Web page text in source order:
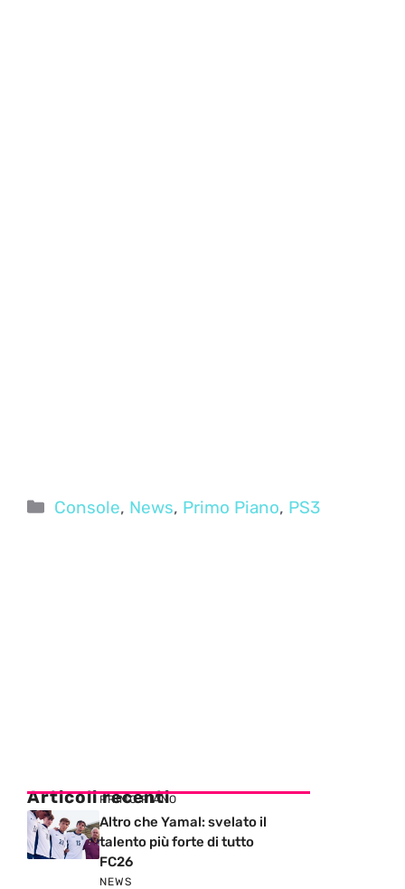
Categorie
Console, News, Primo Piano, PS3
Articoli recenti
PRIMO PIANO
Altro che Yamal: svelato il
talento più forte di tutto
FC26
NEWS